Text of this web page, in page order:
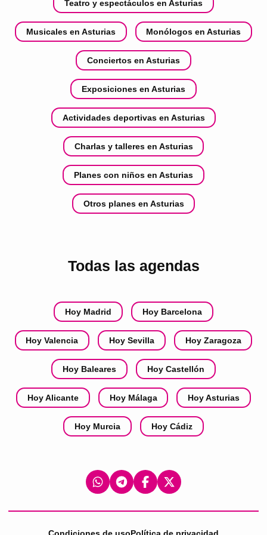
Teatro y espectáculos en Asturias
Musicales en Asturias Monólogos en Asturias
Conciertos en Asturias
Exposiciones en Asturias
Actividades deportivas en Asturias
Charlas y talleres en Asturias
Planes con niños en Asturias
Otros planes en Asturias
Todas las agendas
Hoy Madrid Hoy Barcelona
Hoy Valencia Hoy Sevilla Hoy Zaragoza
Hoy Baleares Hoy Castellón
Hoy Alicante Hoy Málaga Hoy Asturias
Hoy Murcia Hoy Cádiz
Condiciones de usoPolítica de privacidad